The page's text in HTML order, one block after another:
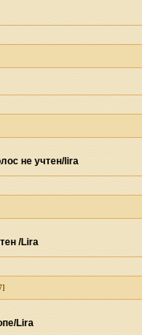
не учтен/lira
/Lira
Lira